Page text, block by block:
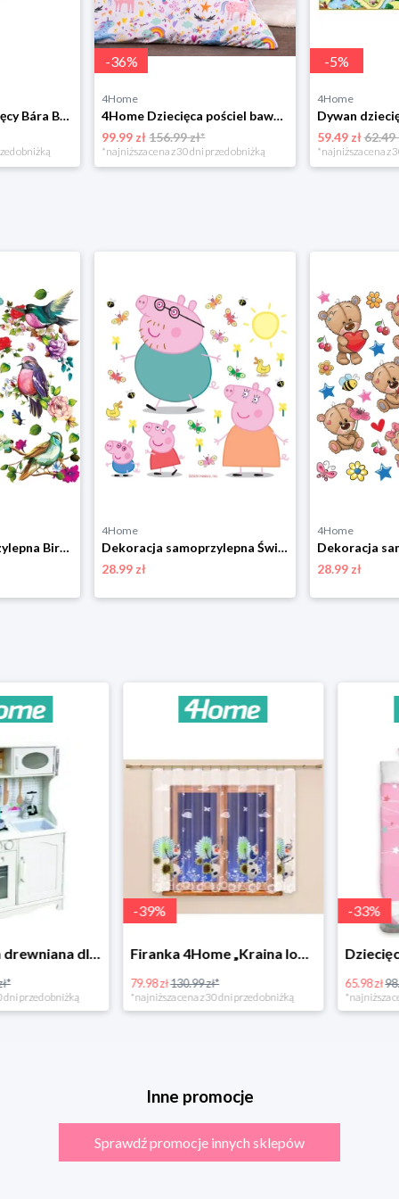
Bellatex Koc dziecięcy Bára Butterfly różowy, 75 x 100 cm
obniżką
-36%
4Home
4Home Dziecięca pościel bawełniana Unicorns, 140 x 200 cm, 70 x 90 cm
99.99 zł156.99 zł*
*najniższa cena z 30 dni przed obniżką
-5%
4Home
59.49 zł62.49
*najniższa cena z
Dekoracja samoprzylepna Birds, 30 x 30 cm 4-Home
4Home
Dekoracja samoprzylepna Świnka Peppa, 30 x 30 cm 4-Home
28.99 zł
4Home
28.99 zł
Bino Kuchnia drewniana dla dzieci Provence
obniżką
%
Firanka 4Home „Kraina lodu” (Frozen)
79.98 zł130.99 zł*
*najniższa cena z 30 dni przed obniżką
- %
65.98 zł98.99 zł*
*najniższa cena z
Inne promocje
Sprawdź promocje innych sklepów